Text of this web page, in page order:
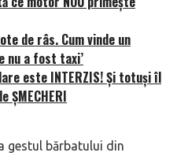
de râs. Cum vinde un
nu a fost taxi’
este INTERZIS! Şi totuşi îl
ŞMECHERI
gestul bărbatului din